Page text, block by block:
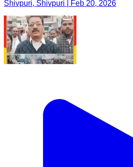
Shivpuri, Shivpuri | Feb 20, 2026